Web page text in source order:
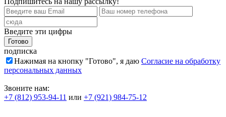
Введите эти цифры
подписка
Нажимая на кнопку "Готово", я даю Согласие на обработку
персональных данных
Звоните нам:
+7 (812) 953-94-11 или +7 (921) 984-75-12